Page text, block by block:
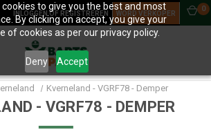
to give you the best and most
By clicking on accept, you give your
of cookies as per our privacy policy.
Deny Accept
INLOGGEN OF REGISTREREN WORD VERKOPER
0
Kverneland - VGRF78 - Demper
- VGRF78 - DEMPER